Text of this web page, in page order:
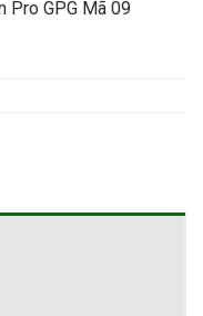
Pro GPG Mã 09